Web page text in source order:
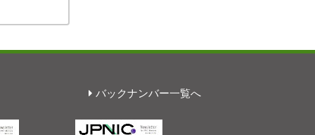
バックナンバー一覧へ